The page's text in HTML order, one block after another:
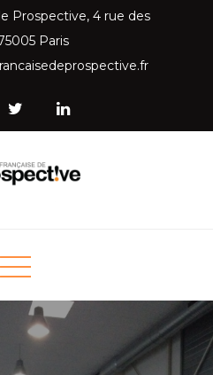
Prospective, 4 rue des
Paris